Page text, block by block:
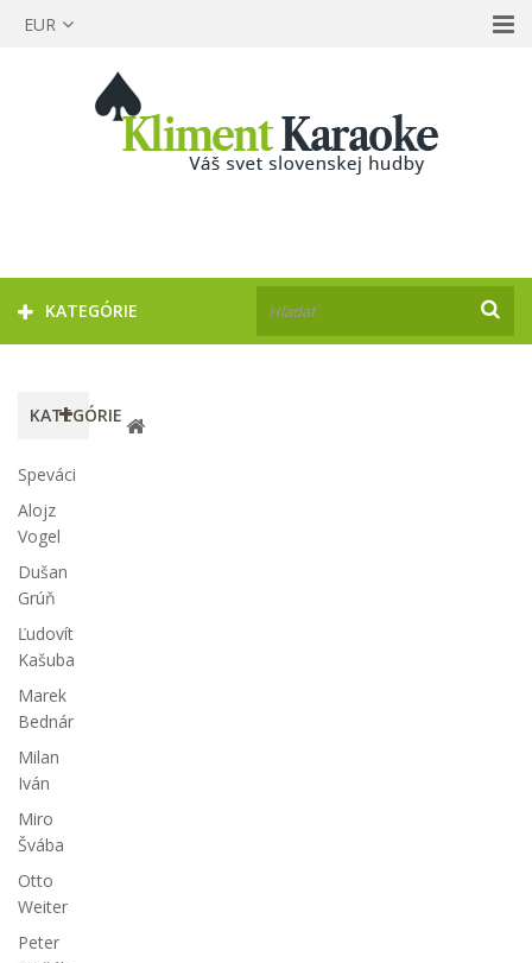
EUR
KATEGÓRIE
KATEGÓRIE
Speváci
Alojz
Vogel
Dušan
Grúň
Ľudovít
Kašuba
Marek
Bednár
Milan
Iván
Miro
Švába
Otto
Weiter
Peter